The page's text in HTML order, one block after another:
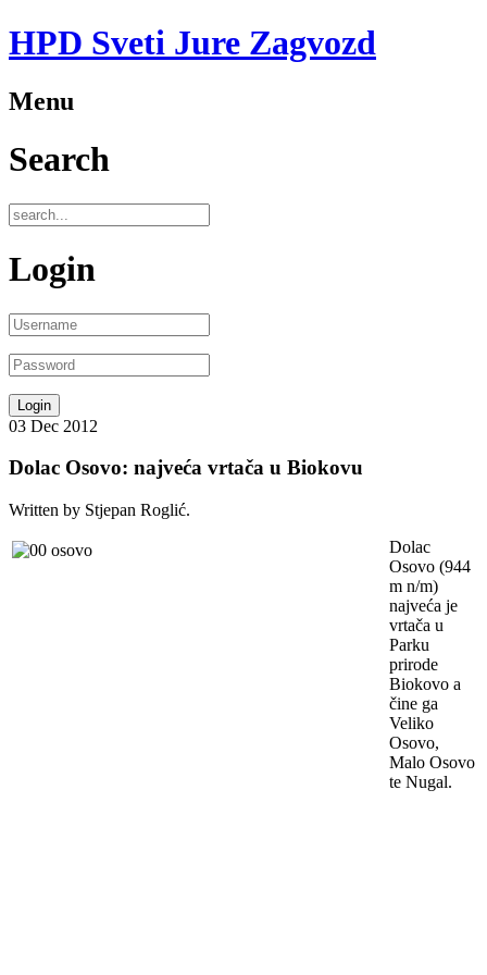
HPD Sveti Jure Zagvozd
Menu
Search
Login
03 Dec 2012
Dolac Osovo: najveća vrtača u Biokovu
Written by Stjepan Roglić.
Dolac
Osovo (944
m n/m)
najveća je
vrtača u
Parku
prirode
Biokovo a
čine ga
Veliko
Osovo,
Malo Osovo
te Nugal.